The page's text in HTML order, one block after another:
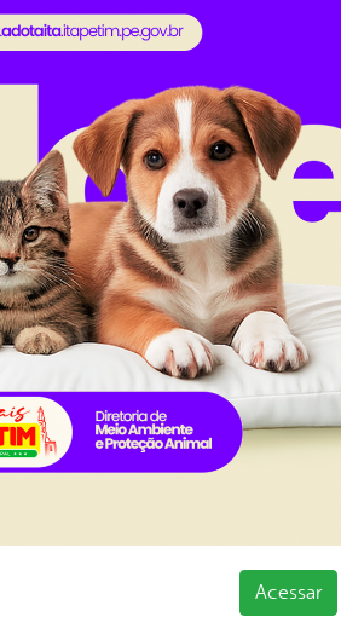
para evitar o rompimento do
os trabalhos.
Carta de Serviços
Ouvidoria e Serviço de
Tribuna
Acessar